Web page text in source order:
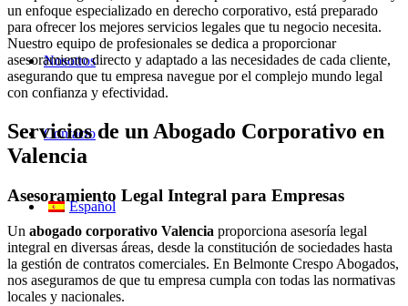
Nosotros
Contacto
Español
un enfoque especializado en derecho corporativo, está preparado
para ofrecer los mejores servicios legales que tu negocio necesita.
Nuestro equipo de profesionales se dedica a proporcionar
asesoramiento directo y adaptado a las necesidades de cada cliente,
asegurando que tu empresa navegue por el complejo mundo legal
con confianza y efectividad.
Servicios de un Abogado Corporativo en
Valencia
Asesoramiento Legal Integral para Empresas
Un abogado corporativo Valencia proporciona asesoría legal
integral en diversas áreas, desde la constitución de sociedades hasta
la gestión de contratos comerciales. En Belmonte Crespo Abogados,
nos aseguramos de que tu empresa cumpla con todas las normativas
locales y nacionales.